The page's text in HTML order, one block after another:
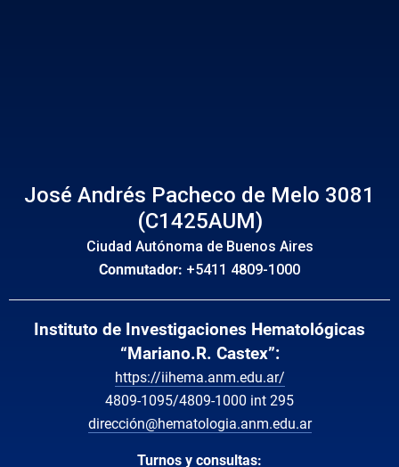
José Andrés Pacheco de Melo 3081
(C1425AUM)
Ciudad Autónoma de Buenos Aires
Conmutador: +5411 4809-1000
Instituto de Investigaciones Hematológicas
“Mariano.R. Castex”:
https://iihema.anm.edu.ar/
4809-1095/4809-1000 int 295
dirección@hematologia.anm.edu.ar
Turnos y consultas: